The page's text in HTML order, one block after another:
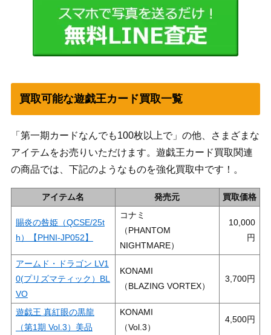
買取可能な遊戯王カード買取一覧
「第一期カードなんでも100枚以上で」の他、さまざまな
アイテムをお売りいただけます。遊戯王カード買取関連
の商品では、下記のようなものを強化買取中です！。
アイテム名 発売元 買取価格
賜炎の咎姫（QCSE/25t
h）【PHNI-JP052】
コナミ
（PHANTOM
NIGHTMARE）
10,000
アームド・ドラゴン LV1
0(プリズマティック）BL
VO
KONAMI
（BLAZING VORTEX）
3,700
遊戯王 真紅眼の黒龍
（第1期 Vol.3）美品
KONAMI
（Vol.3）
4,500